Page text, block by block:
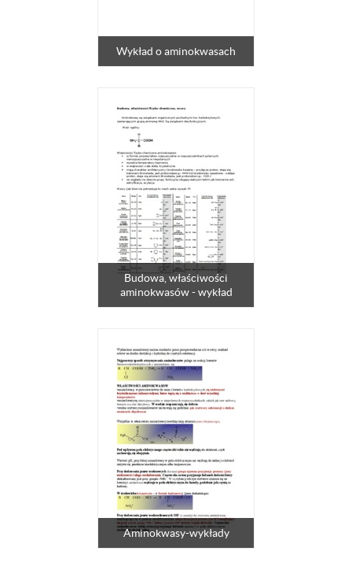
Wykład o aminokwasach
Budowa, właściwości
aminokwasów - wykład
Aminokwasy-wykłady